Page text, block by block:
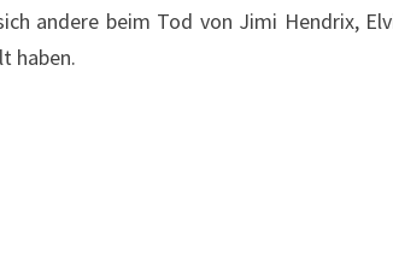
andere beim Tod von Jimi Hendrix,
haben.